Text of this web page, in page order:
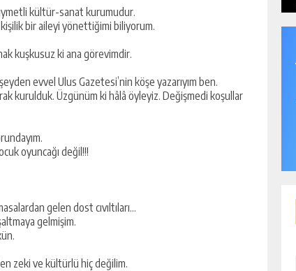
kültür-sanat kurumudur.
bir aileyi yönettiğimi biliyorum.
kuşkusuz ki ana görevimdir.
evvel Ulus Gazetesi’nin köşe yazarıyım ben.
kurulduk. Üzgünüm ki hâlâ öyleyiz. Değişmedi koşullar
oyuncağı değil!!!
gelen dost cıvıltıları…
gelmişim.
zeki ve kültürlü hiç değilim.